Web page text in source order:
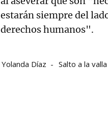
estarán siempre del
derechos humanos".
Yolanda Díaz Salto a la